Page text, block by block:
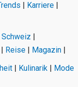
Karriere
Schweiz
Reise Magazin
Kulinarik
Mode